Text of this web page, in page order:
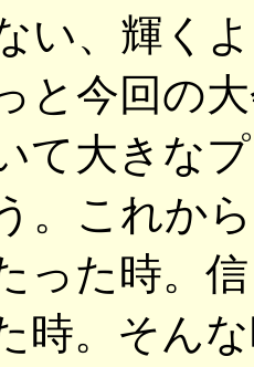
い、輝く
と今回の
て大きな
。これか
った時。
時。そん